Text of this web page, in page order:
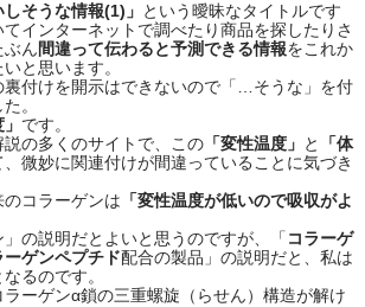
そうな情報(1)」 という曖昧なタイトルです
インターネットで調べたり商品を探したりさ
ぶん間違って伝わると予測できる情報をこれか
と思います。
裏付けを開示はできないので「…そうな」を付
。
です。
の多くのサイトで、この 「変性温度」 と
「体
、微妙に関連付けが間違っていることに気づき
コラーゲンは 「変性温度が低いので吸収がよ
の説明だとよいと思うのですが、「 コラーゲ
ーゲンペプチド配合の製品」の説明だと、私は
るのです。
ラーゲンα鎖の三重螺旋（らせん）構造が解け